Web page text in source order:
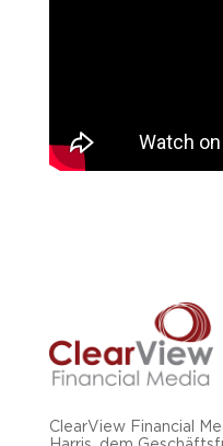
Cle­ar­View Fi­nan­cial